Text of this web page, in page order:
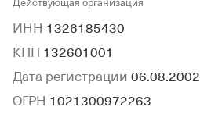
Действующая организация
ИНН 1326185430
КПП 132601001
Дата регистрации 06.08.2002
ОГРН 1021300972263